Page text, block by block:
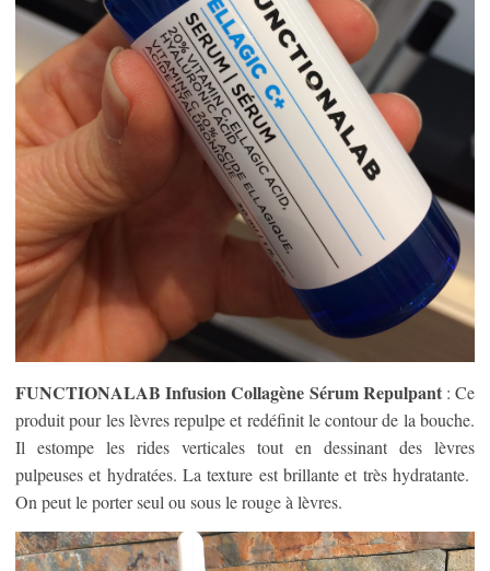
FUNCTIONALAB Infusion Collagène Sérum Repulpant: Ce
produit pour les lèvres repulpe et redéfinit le contour de la bouche.
Il estompe les rides verticales tout en dessinant des lèvres
pulpeuses et hydratées. La texture est brillante et très hydratante.
On peut le porter seul ou sous le rouge à lèvres.